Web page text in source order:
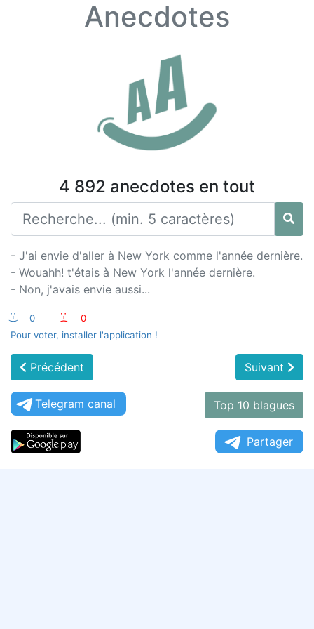
Anecdotes
4 892 anecdotes en tout
- J'ai envie d'aller à New York comme l'année dernière.
- Wouahh! t'étais à New York l'année dernière.
- Non, j'avais envie aussi...
:-) 0 :-(
0
Pour voter, installer l'application !
Précédent Suivant
Telegram canal Top 10 blagues
Partager